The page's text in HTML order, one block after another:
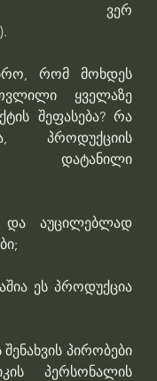
ვერ
რომ მოხდეს
ყველაზე
შეფასება? რა
პროდუქციის
დატანილი
და აუცილებლად
ეს პროდუქცია
პირობები
პერსონალის